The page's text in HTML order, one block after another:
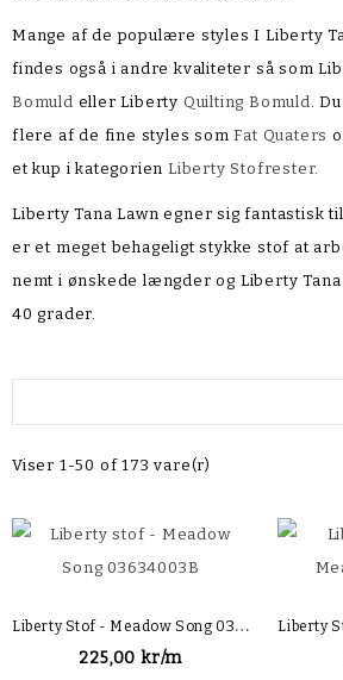
Mange af de populære styles I Liberty
findes også i andre kvaliteter så som
Bomuld eller Liberty Quilting Bomuld.
flere af de fine styles somFat Quaters
et kup i kategorienLiberty Stofrester.
Liberty Tana Lawn egner sig fantastisk
er et meget behageligt stykke stof at
nemt i ønskede længder og Liberty Tana
40 grader.
Viser 1-50 of 173 vare(r)
L
Iberty Stof - Meadow Song 03634003B
225,00 kr/m